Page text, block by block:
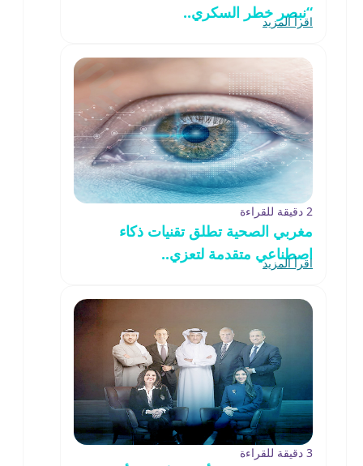
“نبصر خطر السكري..
اقرأ المزيد
2 دقيقة للقراءة
مغربي الصحية تطلق تقنيات ذكاء
اصطناعي متقدمة لتعزي..
اقرأ المزيد
3 دقيقة للقراءة